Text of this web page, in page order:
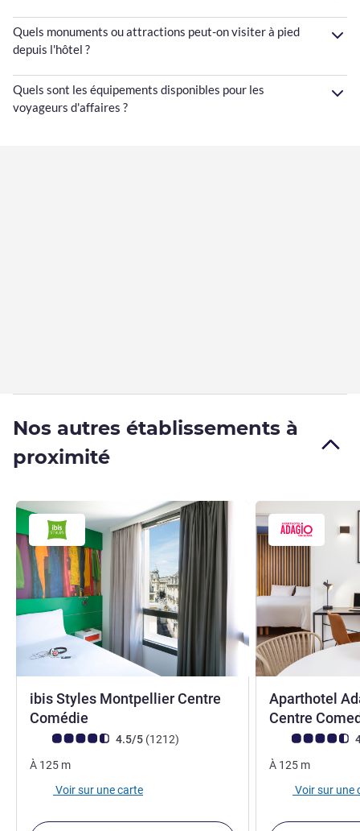
Quels monuments ou attractions peut-on visiter à pied
depuis l'hôtel ?
Quels sont les équipements disponibles pour les
voyageurs d'affaires ?
Nos autres établissements à
proximité
ibis Styles Montpellier Centre
Comédie
Note Avis clients (Note ALL)
4.5/5 (1212avis
)
À 125 m
Voir sur une carte
Aparthotel
Centre
Note Avis clients
À 125 m
Voir sur une